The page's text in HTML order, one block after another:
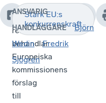
Detta
remissvar
behandlar
Europeiska
kommissionens
förslag
till
Stärk EU:s
konkurrenskraft
ANSVARIG
HANDLÄGGARE
Björn
Wedin
Fredrik
Sjögren